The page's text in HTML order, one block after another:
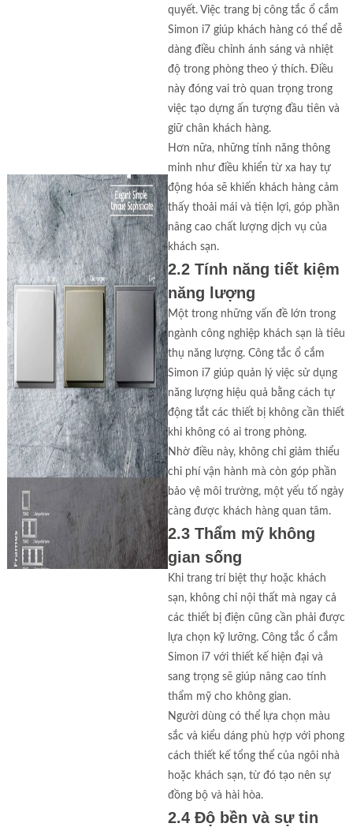
quyết. Việc trang bị công tắc ổ cắm
Simon i7 giúp khách hàng có thể dễ
dàng điều chỉnh ánh sáng và nhiệt
độ trong phòng theo ý thích. Điều
này đóng vai trò quan trọng trong
việc tạo dựng ấn tượng đầu tiên và
giữ chân khách hàng.
Hơn nữa, những tính năng thông
minh như điều khiển từ xa hay tự
động hóa sẽ khiến khách hàng cảm
thấy thoải mái và tiện lợi, góp phần
nâng cao chất lượng dịch vụ của
khách sạn.
2.2 Tính năng tiết kiệm
năng lượng
Một trong những vấn đề lớn trong
ngành công nghiệp khách sạn là tiêu
thụ năng lượng. Công tắc ổ cắm
Simon i7 giúp quản lý việc sử dụng
năng lượng hiệu quả bằng cách tự
động tắt các thiết bị không cần thiết
khi không có ai trong phòng.
Nhờ điều này, không chỉ giảm thiểu
chi phí vận hành mà còn góp phần
bảo vệ môi trường, một yếu tố ngày
càng được khách hàng quan tâm.
2.3 Thẩm mỹ không
gian sống
Khi trang trí biệt thự hoặc khách
sạn, không chỉ nội thất mà ngay cả
các thiết bị điện cũng cần phải được
lựa chọn kỹ lưỡng. Công tắc ổ cắm
Simon i7 với thiết kế hiện đại và
sang trọng sẽ giúp nâng cao tính
thẩm mỹ cho không gian.
Người dùng có thể lựa chọn màu
sắc và kiểu dáng phù hợp với phong
cách thiết kế tổng thể của ngôi nhà
hoặc khách sạn, từ đó tạo nên sự
đồng bộ và hài hòa.
2.4 Độ bền và sự tin